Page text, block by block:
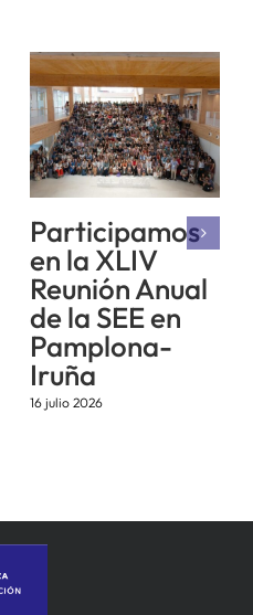
Participamos
en la XLIV
Reunión Anual
de la SEE en
Pamplona-
Iruña
16 julio 2026